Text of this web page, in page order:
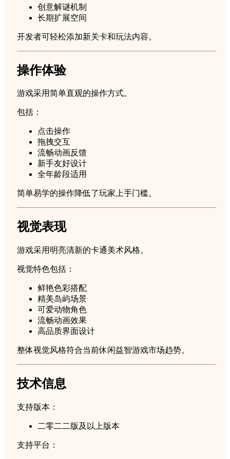
创意解谜机制
长期扩展空间
开发者可轻松添加新关卡和玩法内容。
操作体验
游戏采用简单直观的操作方式。
包括：
点击操作
拖拽交互
流畅动画反馈
新手友好设计
全年龄段适用
简单易学的操作降低了玩家上手门槛。
视觉表现
游戏采用明亮清新的卡通美术风格。
视觉特色包括：
鲜艳色彩搭配
精美岛屿场景
可爱动物角色
流畅动画效果
高品质界面设计
整体视觉风格符合当前休闲益智游戏市场趋势。
技术信息
支持版本：
二零二二版及以上版本
支持平台：